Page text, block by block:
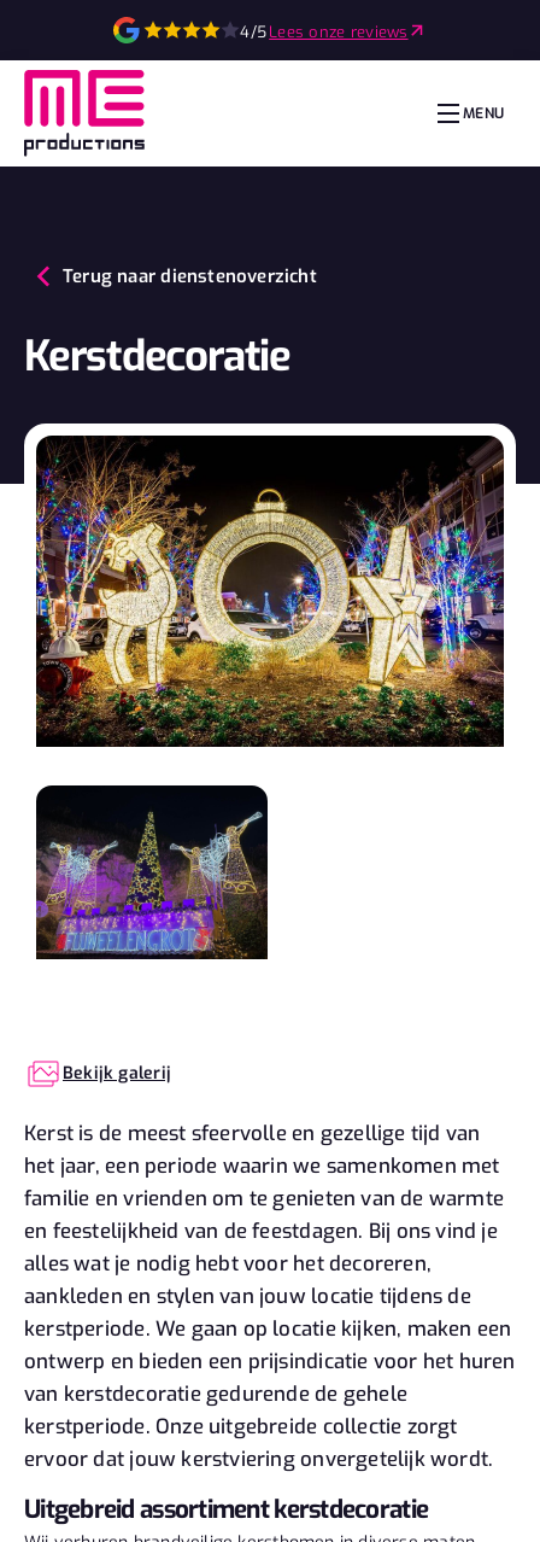
4/5Lees onze reviews
MENU
Terug naar dienstenoverzicht
Kerstdecoratie
Bekijk galerij
Kerst is de meest sfeervolle en gezellige tijd van
het jaar, een periode waarin we samenkomen met
familie en vrienden om te genieten van de warmte
en feestelijkheid van de feestdagen. Bij ons vind je
alles wat je nodig hebt voor het decoreren,
aankleden en stylen van jouw locatie tijdens de
kerstperiode. We gaan op locatie kijken, maken een
ontwerp en bieden een prijsindicatie voor het huren
van kerstdecoratie gedurende de gehele
kerstperiode. Onze uitgebreide collectie zorgt
ervoor dat jouw kerstviering onvergetelijk wordt.
Uitgebreid assortiment kerstdecoratie